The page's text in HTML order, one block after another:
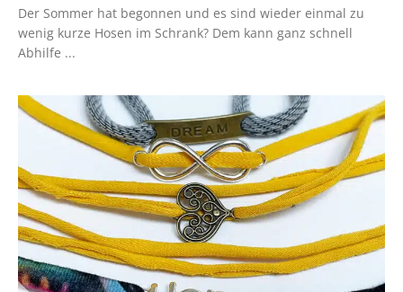
Der Sommer hat begonnen und es sind wieder einmal zu
wenig kurze Hosen im Schrank? Dem kann ganz schnell
Abhilfe ...